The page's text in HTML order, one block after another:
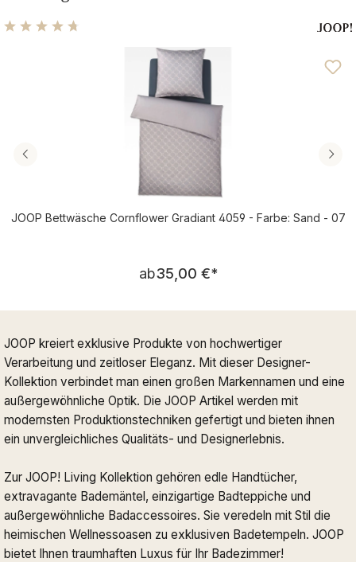
Durchschnittliche Bewertung von 4.75 von 5 Sternen
JOOP Bettwäsche Cornflower Gradiant 4059 - Farbe: Sand - 07
Regulärer Preis:
ab35,00 €*
JOOP kreiert exklusive Produkte von hochwertiger
Verarbeitung und zeitloser Eleganz. Mit dieser Designer-
Kollektion verbindet man einen großen Markennamen und eine
außergewöhnliche Optik. Die JOOP Artikel werden mit
modernsten Produktionstechniken gefertigt und bieten ihnen
ein unvergleichliches Qualitäts- und Designerlebnis.
Zur JOOP! Living Kollektion gehören edle Handtücher,
extravagante Bademäntel, einzigartige Badteppiche und
außergewöhnliche Badaccessoires. Sie veredeln mit Stil die
heimischen Wellnessoasen zu exklusiven Badetempeln. JOOP
bietet Ihnen traumhaften Luxus für Ihr Badezimmer!